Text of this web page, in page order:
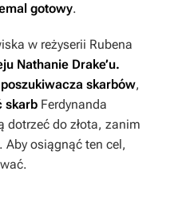
gotowy.
w reżyserii Rubena
Nathanie Drake’u.
skarbów,
skarb Ferdynanda
dotrzeć do złota, zanim
osiągnąć ten cel,